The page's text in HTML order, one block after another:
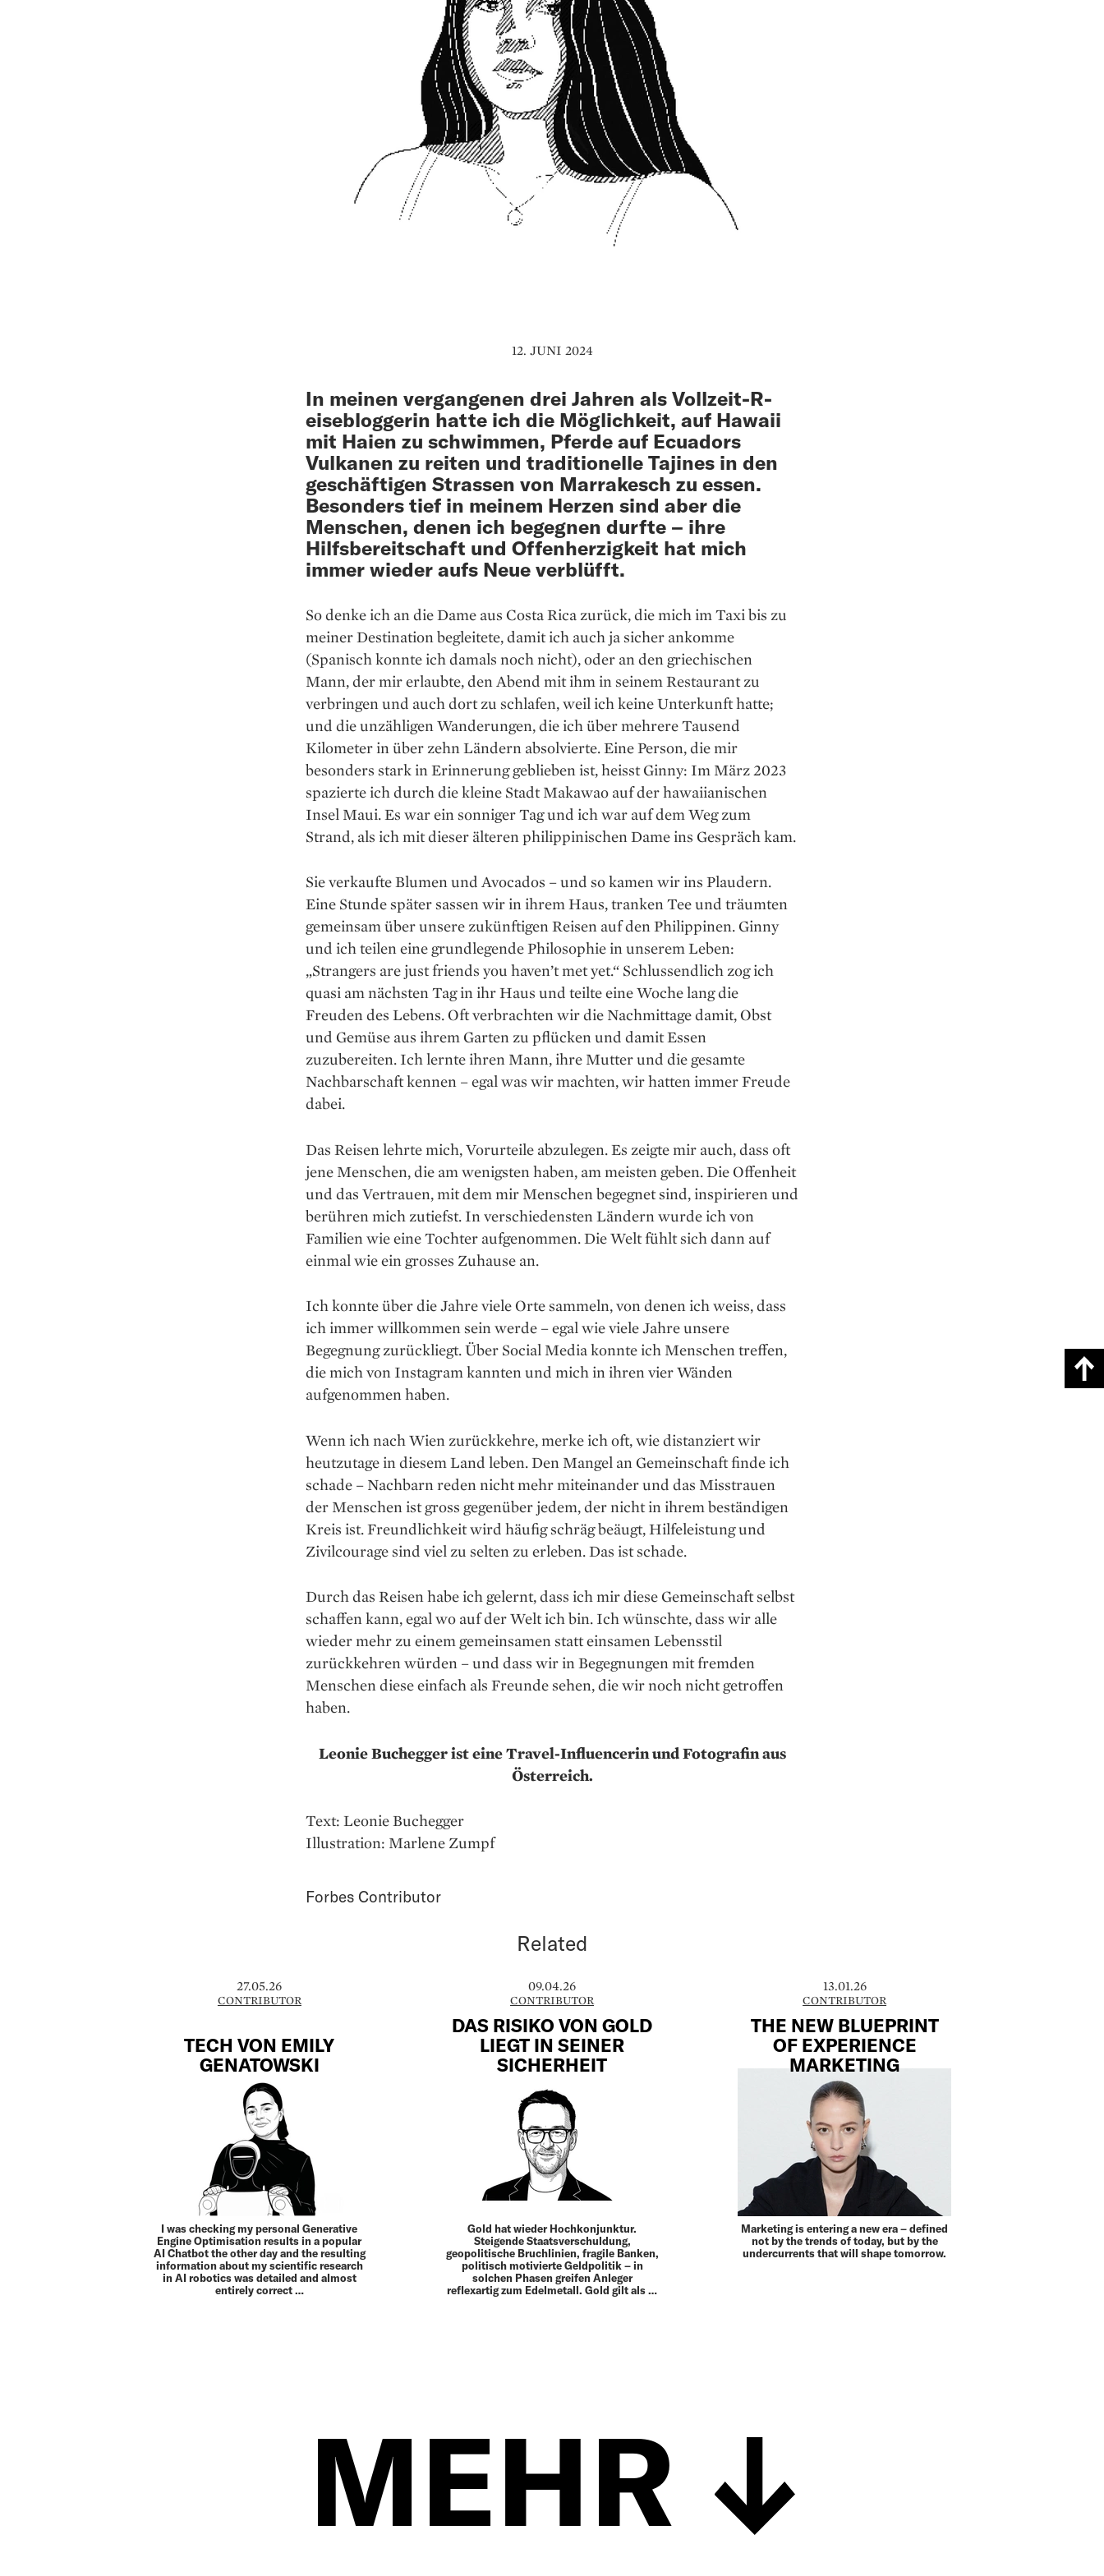
12. JUNI 2024
In meinen vergangenen drei Jahren als Vollzeit-R­
eisebloggerin hatte ich die Möglichkeit, auf ­Hawaii
mit Haien zu schwimmen, Pferde auf Ecuadors
Vulkanen zu reiten und traditionelle Tajines in den
geschäftigen Strassen von Marrakesch zu essen.
Besonders tief in meinem Herzen sind aber die
Menschen, denen ich begegnen durfte – ihre
Hilfsbereitschaft und Offenherzigkeit hat mich
immer wieder aufs Neue verblüfft.
So denke ich an die Dame aus Costa Rica ­zurück, die mich im Taxi bis zu
meiner Desti­nation begleitete, damit ich auch ja sicher ankomme
(Spanisch konnte ich damals noch nicht), oder an den griechischen
Mann, der mir erlaubte, den Abend mit ihm in seinem Restaurant zu
verbringen und auch dort zu schlafen, weil ich keine ­Unterkunft hatte;
und die unzähligen Wanderungen, die ich über mehrere Tausend
Kilometer in über zehn Ländern absolvierte. Eine Person, die mir
besonders stark in Erinnerung geblieben ist, heisst Ginny: Im März 2023
spazierte ich durch die kleine Stadt Makawao auf der hawaiianischen
Insel Maui. Es war ein sonniger Tag und ich war auf dem Weg zum
Strand, als ich mit dieser äl­teren philippinischen Dame ins Gespräch kam.
Sie verkaufte Blumen und Avocados – und so kamen wir ins Plaudern.
Eine Stunde später sassen wir in ihrem Haus, tranken Tee und träumten
gemeinsam über unsere zukünftigen ­Reisen auf den Philippinen. Ginny
und ich teilen eine grundlegende Philosophie in unserem Leben:
„Strangers are just friends you haven’t met yet.“ Schlussendlich zog ich
quasi am nächsten Tag in ihr Haus und teilte eine Woche lang die
Freuden des Lebens. Oft verbrachten wir die Nachmittage damit, Obst
und Gemüse aus ihrem Garten zu pflücken und damit Essen
zuzubereiten. Ich lernte ihren Mann, ihre Mutter und die gesamte
Nachbarschaft kennen – egal was wir machten, wir hatten immer Freude
dabei.
Das Reisen lehrte mich, Vorurteile ab­zulegen. Es zeigte mir auch, dass oft
jene Menschen, die am wenigsten haben, am meisten geben. Die Offenheit
und das Vertrauen, mit dem mir Menschen begegnet sind, inspirieren und
berühren mich zutiefst. In verschiedensten Ländern wurde ich von
Familien wie eine Tochter aufgenommen. Die Welt fühlt sich dann auf
einmal wie ein grosses Zuhause an.
Ich konnte über die Jahre viele Orte sammeln, von denen ich weiss, dass
ich immer willkommen sein werde – egal wie viele Jahre unsere
Begegnung zurückliegt. Über Social Media konnte ich Menschen treffen,
die mich von Insta­gram kannten und mich in ihren vier Wänden
aufgenommen haben.
Wenn ich nach Wien zurückkehre, merke ich oft, wie distanziert wir
heutzutage in diesem Land leben. Den Mangel an Gemeinschaft finde ich
schade – Nachbarn reden nicht mehr mit­einander und das Misstrauen
der Menschen ist gross gegenüber jedem, der nicht in ihrem beständigen
Kreis ist. Freundlichkeit wird häufig schräg beäugt, Hilfeleistung und
Zivilcourage sind viel zu selten zu erleben. Das ist schade.
Durch das Reisen habe ich gelernt, dass ich mir diese Gemeinschaft selbst
schaffen kann, egal wo auf der Welt ich bin. Ich wünschte, dass wir alle
wieder mehr zu einem gemeinsamen statt einsamen Lebensstil
zurückkehren würden – und dass wir in Begegnungen mit fremden
Menschen diese einfach als Freunde sehen, die wir noch nicht getroffen
haben.
Leonie Buchegger ist eine Travel-Influencerin und Fotografin aus
Österreich.
Text: Leonie Buchegger
Illustration: Marlene Zumpf
Forbes Contributor
Related
27.05.26
CONTRIBUTOR
TECH VON EMILY
GENATOWSKI
I was checking my personal Generative
Engine Optimisation results in a popular
AI Chatbot the other day and the resulting
information about my scientific research
in AI robotics was detailed and almost
entirely correct …
09.04.26
CONTRIBUTOR
DAS RISIKO VON GOLD
LIEGT IN SEINER
SICHERHEIT
Gold hat wieder Hochkonjunktur.
Steigende Staatsverschuldung,
geopolitische Bruchlinien, fragile Banken,
politisch ­motivierte Geldpolitik – in
solchen Phasen greifen Anleger
reflexartig zum Edelmetall. Gold gilt als …
13.01.26
CONTRIBUTOR
THE NEW BLUEPRINT
OF EXPERIENCE
MARKETING
Marketing is entering a new era – defined
not by the trends of today, but by the
under­currents that will shape tomorrow.
MEHR